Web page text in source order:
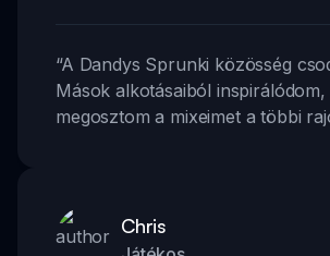
“A Dandys Sprunki közösség
Mások alkotásaiból
megosztom a mixeimet a többi
Chris